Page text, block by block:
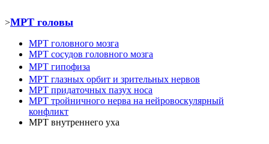
>МРТ головы
МРТ головного мозга
МРТ сосудов головного мозга
МРТ гипофиза
МРТ глазных орбит и зрительных нервов
МРТ придаточных пазух носа
МРТ тройничного нерва на нейровоскулярный
конфликт
МРТ внутреннего уха